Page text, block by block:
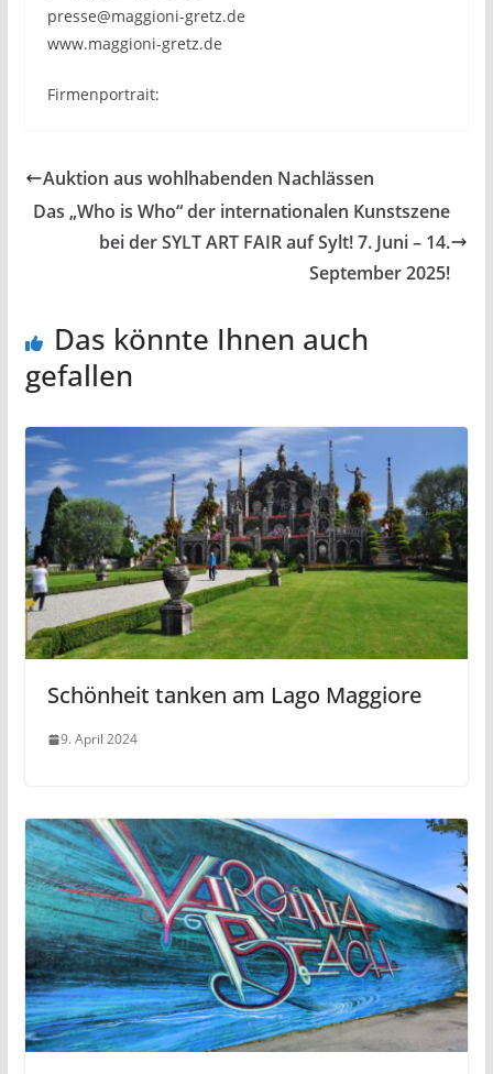
presse@maggioni-gretz.de
www.maggioni-gretz.de
Firmenportrait:
Auktion aus wohlhabenden Nachlässen
Das „Who is Who“ der internationalen Kunstszene
bei der SYLT ART FAIR auf Sylt! 7. Juni – 14.
September 2025!
Das könnte Ihnen auch
gefallen
Schönheit tanken am Lago Maggiore
9. April 2024